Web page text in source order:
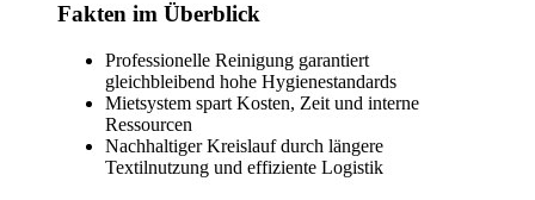
Fakten im Überblick
Professionelle Reinigung garantiert
gleichbleibend hohe Hygienestandards
Mietsystem spart Kosten, Zeit und interne
Ressourcen
Nachhaltiger Kreislauf durch längere
Textilnutzung und effiziente Logistik